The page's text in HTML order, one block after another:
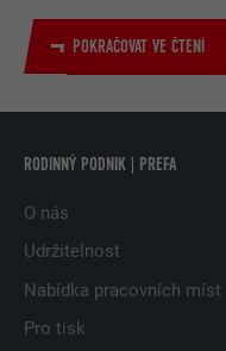
POKRAČOVAT VE ČTENÍ
RODINNÝ PODNIK | PREFA
O nás
Udržitelnost
Nabídka pracovních míst
Pro tisk